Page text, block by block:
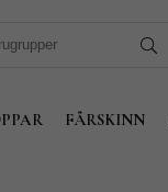
FÅRSKINN